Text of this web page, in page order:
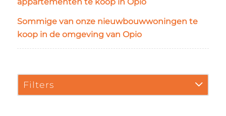
Sommige van onze nieuwbouwwoningen te
koop in de omgeving van Opio
Filters